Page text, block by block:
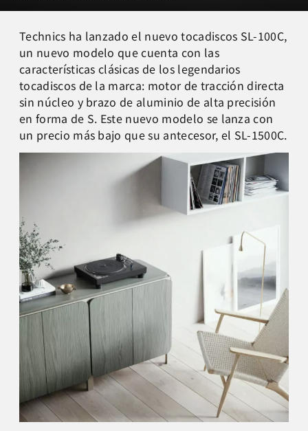
Technics ha lanzado el nuevo tocadiscos SL-100C,
un nuevo modelo que cuenta con las
características clásicas de los legendarios
tocadiscos de la marca: motor de tracción directa
sin núcleo y brazo de aluminio de alta precisión
en forma de S. Este nuevo modelo se lanza con
un precio más bajo que su antecesor, el SL-1500C.